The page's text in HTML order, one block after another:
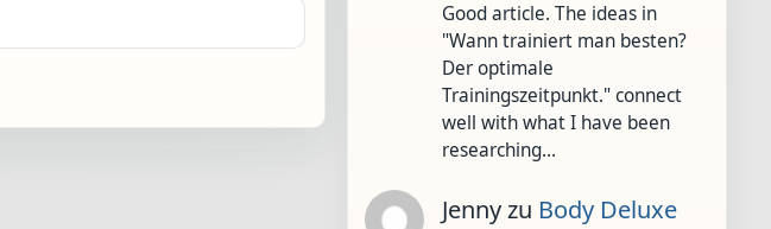
Good article. The ideas in
"Wann trainiert man besten?
Der optimale
Trainingszeitpunkt." connect
well with what I have been
researching…
Jennyzu Body Deluxe